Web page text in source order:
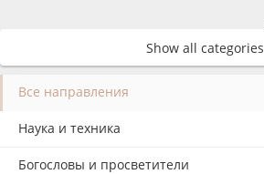
Show all categories
Все направления
Наука и техника
Богословы и просветители